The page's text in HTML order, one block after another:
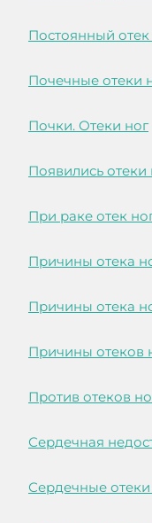
Постоянный отек
Почечные отеки
Почки. Отеки ног
Появились отеки
При раке отек
Причины отека
Причины отека
Причины отеков
Против отеков
Сердечная
Сердечные отеки